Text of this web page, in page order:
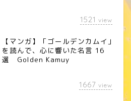
1521 view
【マンガ】「ゴールデンカムイ」
を読んで、心に響いた名言 16
選 Golden Kamuy
1667 view